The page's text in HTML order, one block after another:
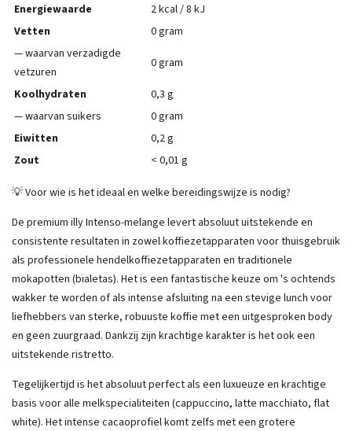
Energiewaarde
2 kcal / 8 kJ
Vetten
0 gram
— waarvan verzadigde
vetzuren
0 gram
Koolhydraten
0,3 g
— waarvan suikers
0 gram
Eiwitten
0,2 g
Zout
< 0,01 g
💡 Voor wie is het ideaal en welke bereidingswijze is nodig?
De premium illy Intenso-melange levert absoluut uitstekende en
consistente resultaten in zowel koffiezetapparaten voor thuisgebruik
als professionele hendelkoffiezetapparaten en traditionele
mokapotten (bialetas). Het is een fantastische keuze om 's ochtends
wakker te worden of als intense afsluiting na een stevige lunch voor
liefhebbers van sterke, robuuste koffie met een uitgesproken body
en geen zuurgraad. Dankzij zijn krachtige karakter is het ook een
uitstekende ristretto.
Tegelijkertijd is het absoluut perfect als een luxueuze en krachtige
basis voor alle melkspecialiteiten (cappuccino, latte macchiato, flat
white). Het intense cacaoprofiel komt zelfs met een grotere